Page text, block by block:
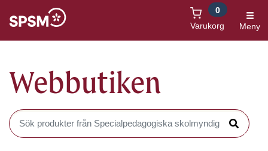
Varukorg
0
Meny
Webbutiken
Sök produkter i Webbutiken
Sök